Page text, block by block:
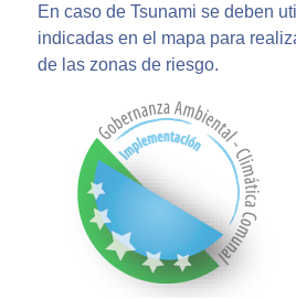
En caso de Tsunami se deben
indicadas en el mapa para
de las zonas de riesgo.